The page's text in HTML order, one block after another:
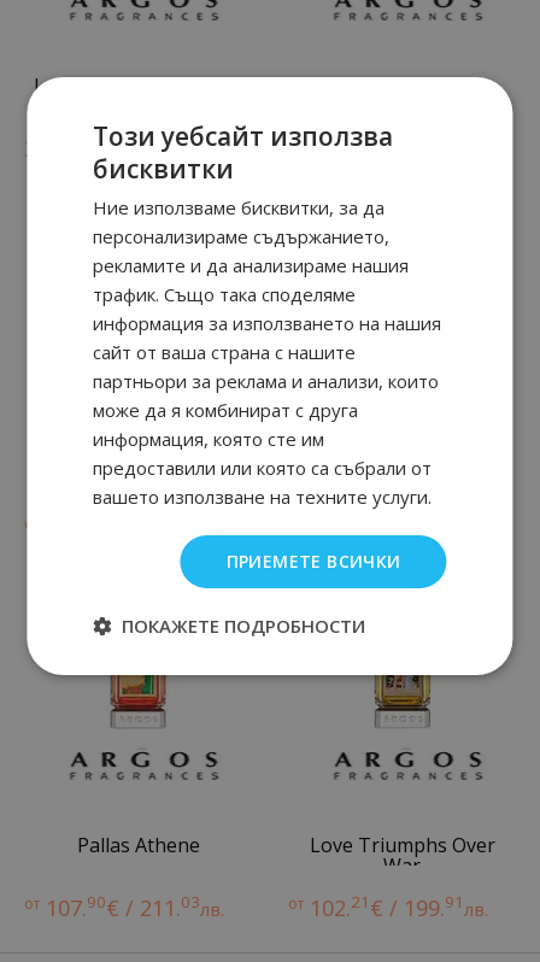
La Primavera Extrait de
255. € / 499. 89лв.
Bacio Immortale
153.34€ / 299.
Danaе
от лв.
Vulcan's Revenge
Extrait de Parfum
285. € / 559.
Pallas Athene
от 107.90€ / 211.03лв.
Love Triumphs Over
War
от 102.21 € / 199.91лв.
Този уебсайт използва
бисквитки
Ние използваме бисквитки, за да
персонализираме съдържанието,
рекламите и да анализираме нашия
трафик. Също така споделяме
информация за използването на нашия
сайт от ваша страна с нашите
партньори за реклама и анализи, които
може да я комбинират с друга
информация, която сте им
предоставили или която са събрали от
вашето използване на техните услуги.
ПРИЕМЕТЕ ВСИЧКИ
ПОКАЖЕТЕ ПОДРОБНОСТИ